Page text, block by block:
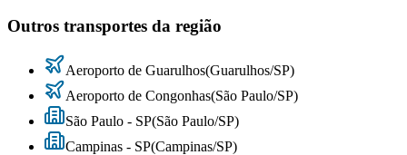
Outros transportes da região
Aeroporto de Guarulhos(Guarulhos/SP)
Aeroporto de Congonhas(São Paulo/SP)
São Paulo - SP(São Paulo/SP)
Campinas - SP(Campinas/SP)